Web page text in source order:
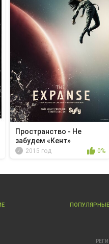
Пространство - Не
забудем «Кент»
2015 год 0%
ПОПУЛЯРНЫЕ